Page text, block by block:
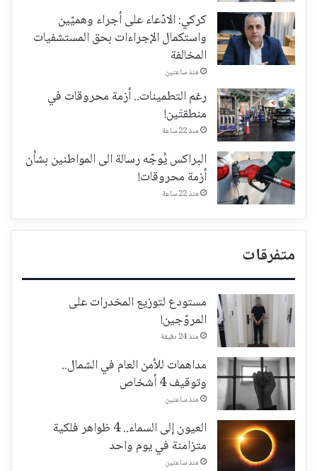
كركي: الادّعاء على أجراء وهميّين
واستكمال الإجراءات بحق المستشفيات
المخالفة
منذ ساعتين
رغم التطمينات.. أزمة محروقات في
منطقتَين!
منذ 22 ساعة
البراكس يُوجّه رسالة الى المواطنين بشأن
أزمة محروقات!
منذ 22 ساعة
متفرقات
مستودع لتوزيع المخدرات على
المروّجين!
منذ 24 دقيقة
مداهمات للأمن العام في الشمال..
وتوقيف 4 أشخاص
منذ ساعتين
العيون إلى السماء.. 4 ظواهر فلكية
متزامنة في يوم واحد
منذ ساعتين